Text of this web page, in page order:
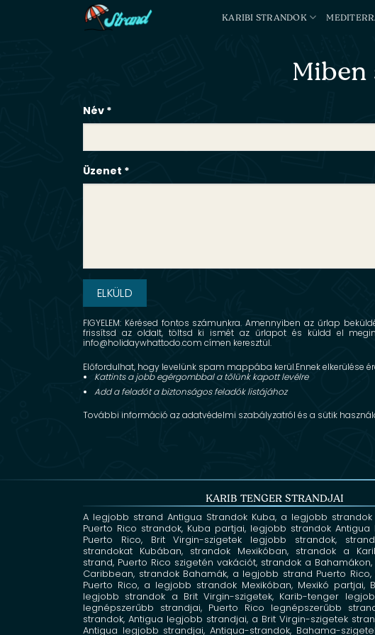
KARIBI STRANDOK
Név *
Üzenet *
FIGYELEM: Kérésed fontos számunkra. Amennyiben az űrlap
frissítsd az oldalt, töltsd ki ismét az űrlapot és küldd el
info@holidaywhattodo.com címen keresztül.
Előfordulhat, hogy levelünk spam mappába kerül.Ennek elkerülése
Kattints a jobb egérgombbal a tőlünk kapott levélre
Add a feladót a biztonságos feladók listájához
További információ azadatvédelmi szabályzatról és a sütik
KARIB TENGER STRANDJAI
A legjobb strand Antigua Strandok Kuba, a legjobb
Puerto Rico strandok, Kuba partjai, legjobb strandok Antigua
Puerto Rico, Brit Virgin-szigetek legjobb strandok,
strandokat Kubában, strandok Mexikóban, strandok a
strand, Puerto Rico szigetén vakációt, strandok a Bahamákon,
Caribbean, strandok Bahamák, a legjobb strand Puerto Rico,
Puerto Rico, a legjobb strandok Mexikóban, Mexikó partjai,
legjobb strandok a Brit Virgin-szigetek, Karib-tenger
legnépszerűbb strandjai, Puerto Rico legnépszerűbb
strandok, Antigua legjobb strandjai, a Brit Virgin-szigetek
Antigua legjobb strandjai, Antiqua-strandok, Bahama-